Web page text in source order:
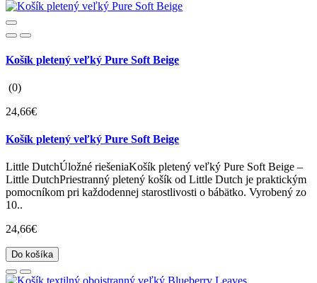
Košík pletený veľký Pure Soft Beige
(0)
24,66€
Košík pletený veľký Pure Soft Beige
Little DutchÚložné riešeniaKošík pletený veľký Pure Soft Beige –
Little DutchPriestranný pletený košík od Little Dutch je praktickým
pomocníkom pri každodennej starostlivosti o bábätko. Vyrobený zo
10..
24,66€
Do košíka